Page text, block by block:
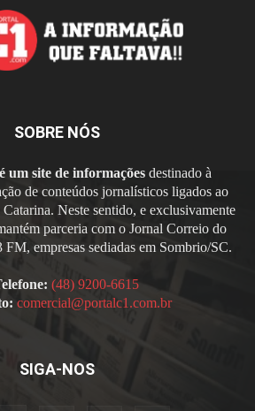
SOBRE NÓS
um site de informaçõesdestinado à
de conteúdos jornalísticos ligados ao
Neste sentido, e exclusivamente
parceria com o Jornal Correio do
empresas sediadas em Sombrio/SC.
(48) 9200-6615
comercial@portalc1.com.br
SIGA-NOS